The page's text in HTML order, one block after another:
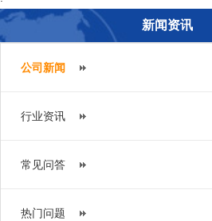
新闻资讯
公司新闻
行业资讯
常见问答
热门问题